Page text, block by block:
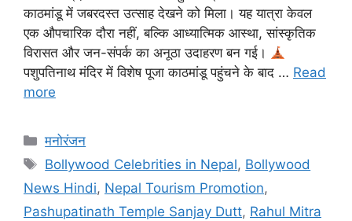
काठमांडू में जबरदस्त उत्साह देखने को मिला। यह यात्रा केवल
एक औपचारिक दौरा नहीं, बल्कि आध्यात्मिक आस्था, सांस्कृतिक
विरासत और जन-संपर्क का अनूठा उदाहरण बन गई।
पशुपतिनाथ मंदिर में विशेष पूजा काठमांडू पहुंचने के बाद … Read
more
मनोरंजन
Bollywood Celebrities in Nepal, Bollywood
News Hindi, Nepal Tourism Promotion,
Pashupatinath Temple Sanjay Dutt, Rahul Mitra